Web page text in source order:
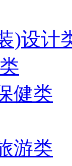
)设计
健类
游类